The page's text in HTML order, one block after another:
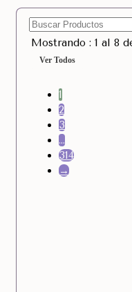
Mostrando : 1 al 8
Ver Todos
1
2
3
…
314
→